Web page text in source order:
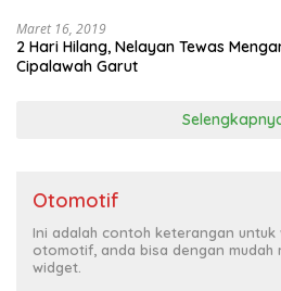
Maret 16, 2019
2 Hari Hilang, Nelayan Tewas
Cipalawah Garut
Otomotif
Ini adalah contoh keterangan
otomotif, anda bisa dengan mudah
widget.